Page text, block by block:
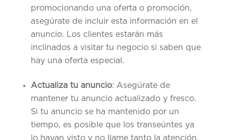
promocionando una oferta o promoción,
asegúrate de incluir esta información en el
anuncio. Los clientes estarán más
inclinados a visitar tu negocio si saben que
hay una oferta especial.
Actualiza tu anuncio: Asegúrate de
mantener tu anuncio actualizado y fresco.
Si tu anuncio se ha mantenido por un
tiempo, es posible que los transeúntes ya
lo hayan visto y no llame tanto la atención.